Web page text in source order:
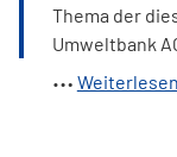
Thema der
Umweltbank
Weiterlesen